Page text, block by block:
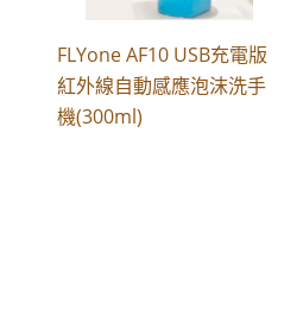
FLYone AF10 USB充電版
紅外線自動感應泡沫洗手
機(300ml)